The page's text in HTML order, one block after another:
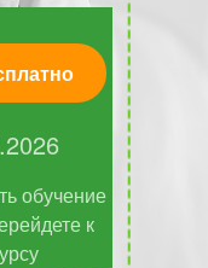
обучение
к